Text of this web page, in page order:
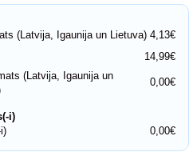
(Latvija, Igaunija un Lietuva) 4,13€
14,99€
(Latvija, Igaunija un
0,00€
i)
0,00€